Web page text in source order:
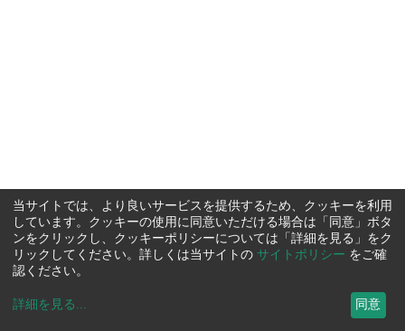
当サイトでは、より良いサービスを提供するため、クッキーを利用
しています。クッキーの使用に同意いただける場合は「同意」ボタ
ンをクリックし、クッキーポリシーについては「詳細を見る」をク
リックしてください。詳しくは当サイトの サイトポリシー をご確
認ください。
詳細を見る ... 同意